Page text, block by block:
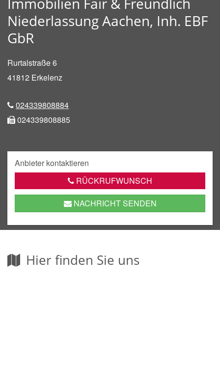
Niederlassung Aachen, Inh. EBF
GbR
Rurtalstraße 6
41812 Erkelenz
024339808884
024339808885
Anbieter kontaktieren
RÜCKRUFWUNSCH
NACHRICHT SENDEN
Hier finden Sie uns